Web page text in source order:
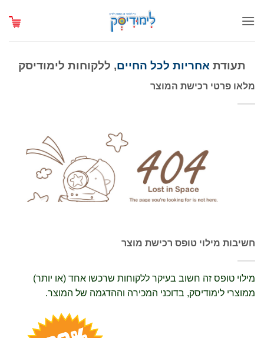
תעודת אחריות לכל החיים, ללקוחות לימודיסק
מלאו פרטי רכישת המוצר
חשיבות מילוי טופס רכישת מוצר
מילוי טופס זה חשוב בעיקר ללקוחות שרכשו אחד (או יותר)
ממוצרי לימודיסק, בדוכני המכירה וההדגמה של המוצר.